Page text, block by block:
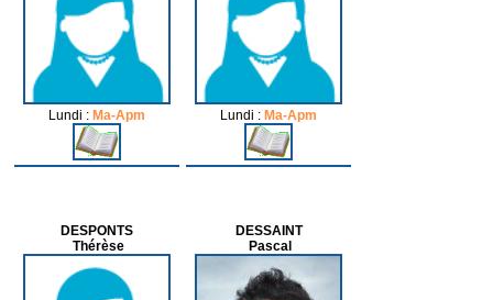
Lundi : Ma-Apm Lundi : Ma-Apm
DESPONTS
Thérèse
DESSAINT
Pascal